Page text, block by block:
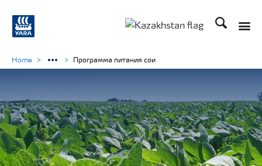
Поиск
Home Программа питания сои